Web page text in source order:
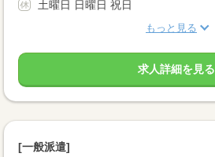
土曜日 日曜日 祝日
もっと見る
求人詳細を見る
[一般派遣]